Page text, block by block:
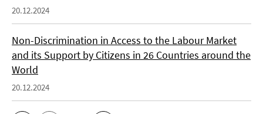
20.12.2024
Non-Discrimination in Access to the Labour Market
and its Support by Citizens in 26 Countries around the
World
20.12.2024